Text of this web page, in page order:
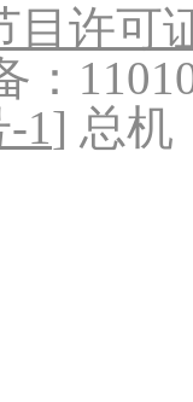
目许可
：
1] 总机